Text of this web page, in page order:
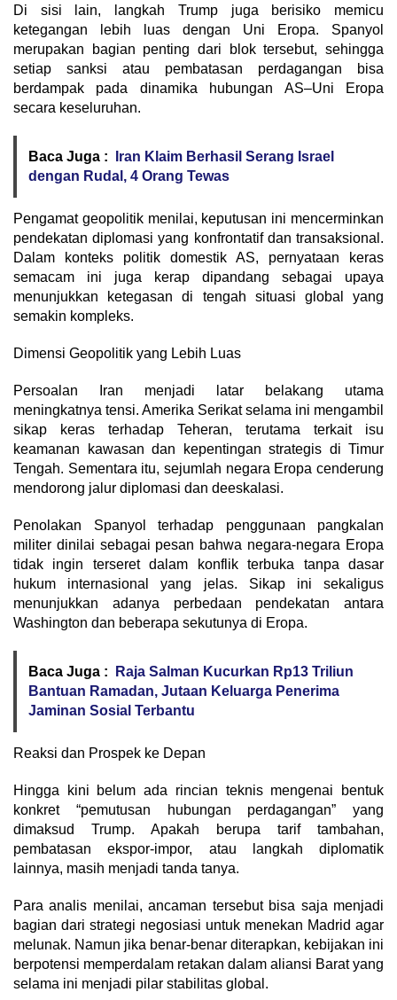
Di sisi lain, langkah Trump juga berisiko memicu
ketegangan lebih luas dengan Uni Eropa. Spanyol
merupakan bagian penting dari blok tersebut, sehingga
setiap sanksi atau pembatasan perdagangan bisa
berdampak pada dinamika hubungan AS–Uni Eropa
secara keseluruhan.
Baca Juga :
Iran Klaim Berhasil Serang Israel
dengan Rudal, 4 Orang Tewas
Pengamat geopolitik menilai, keputusan ini mencerminkan
pendekatan diplomasi yang konfrontatif dan transaksional.
Dalam konteks politik domestik AS, pernyataan keras
semacam ini juga kerap dipandang sebagai upaya
menunjukkan ketegasan di tengah situasi global yang
semakin kompleks.
Dimensi Geopolitik yang Lebih Luas
Persoalan Iran menjadi latar belakang utama
meningkatnya tensi. Amerika Serikat selama ini mengambil
sikap keras terhadap Teheran, terutama terkait isu
keamanan kawasan dan kepentingan strategis di Timur
Tengah. Sementara itu, sejumlah negara Eropa cenderung
mendorong jalur diplomasi dan deeskalasi.
Penolakan Spanyol terhadap penggunaan pangkalan
militer dinilai sebagai pesan bahwa negara-negara Eropa
tidak ingin terseret dalam konflik terbuka tanpa dasar
hukum internasional yang jelas. Sikap ini sekaligus
menunjukkan adanya perbedaan pendekatan antara
Washington dan beberapa sekutunya di Eropa.
Baca Juga :
Raja Salman Kucurkan Rp13 Triliun
Bantuan Ramadan, Jutaan Keluarga Penerima
Jaminan Sosial Terbantu
Reaksi dan Prospek ke Depan
Hingga kini belum ada rincian teknis mengenai bentuk
konkret “pemutusan hubungan perdagangan” yang
dimaksud Trump. Apakah berupa tarif tambahan,
pembatasan ekspor-impor, atau langkah diplomatik
lainnya, masih menjadi tanda tanya.
Para analis menilai, ancaman tersebut bisa saja menjadi
bagian dari strategi negosiasi untuk menekan Madrid agar
melunak. Namun jika benar-benar diterapkan, kebijakan ini
berpotensi memperdalam retakan dalam aliansi Barat yang
selama ini menjadi pilar stabilitas global.